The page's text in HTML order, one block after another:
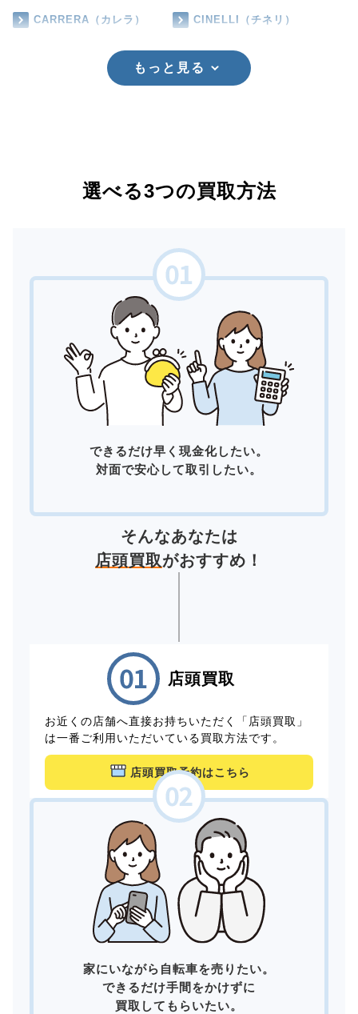
CARRERA（カレラ） CINELLI（チネリ）
もっと見る
選べる3つの買取方法
できるだけ早く現金化したい。
対面で安心して取引したい。
そんなあなたは
店頭買取がおすすめ！
店頭買取
お近くの店舗へ直接お持ちいただく「店頭買取」
は一番ご利用いただいている買取方法です。
店頭買取予約はこちら
家にいながら自転車を売りたい。
できるだけ手間をかけずに
買取してもらいたい。